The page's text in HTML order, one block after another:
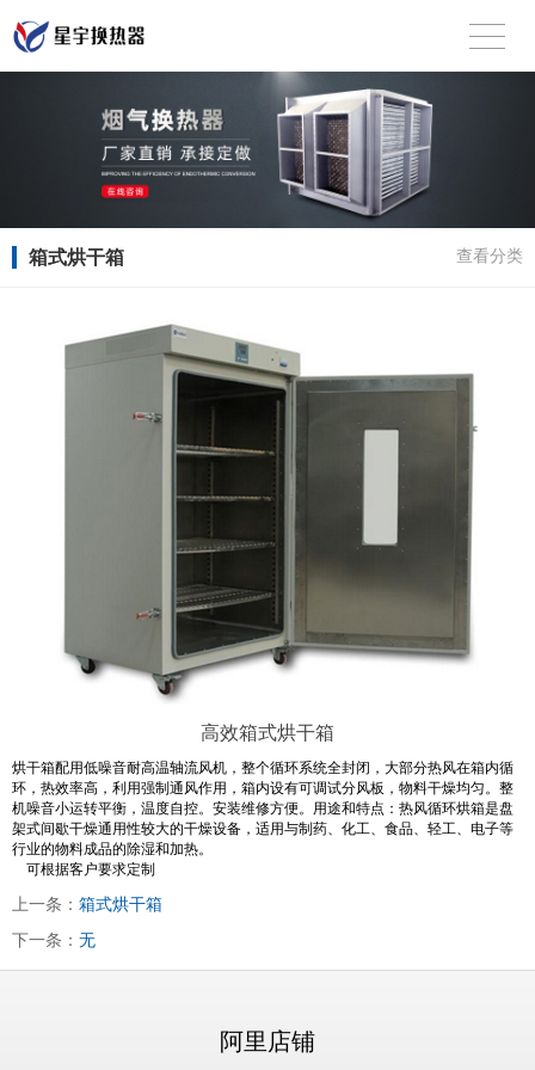
箱式烘干箱 查看分类
高效箱式烘干箱
烘干箱配用低噪音耐高温轴流风机，整个循环系统全封闭，大部分热风在箱内循
环，热效率高，利用强制通风作用，箱内设有可调试分风板，物料干燥均匀。整
机噪音小运转平衡，温度自控。安装维修方便。用途和特点：热风循环烘箱是盘
架式间歇干燥通用性较大的干燥设备，适用与制药、化工、食品、轻工、电子等
行业的物料成品的除湿和加热。
可根据客户要求定制
上一条： 箱式烘干箱
下一条： 无
阿里店铺